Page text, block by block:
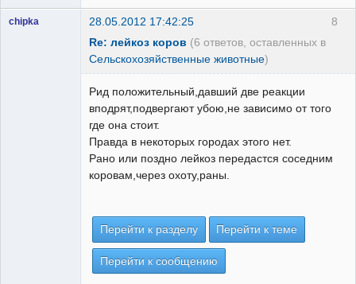
8
chipka
28.05.2012 17:42:25
Re: лейкоз коров (6 ответов, оставленных в
Сельскохозяйственные животные)
Рид положительный,давший две реакции
вподрят,подвергают убою,не зависимо от того
где она стоит.
Правда в некоторых городах этого нет.
Рано или поздно лейкоз передастся соседним
коровам,через охоту,раны.
Перейти к разделу Перейти к теме
Перейти к сообщению